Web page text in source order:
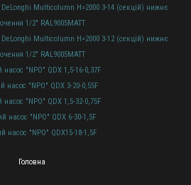
Multicolumn H=2000 3-14 (секцій) нижнє
1/2" RAL9005MATT
Multicolumn H=2000 3-12 (секцій) нижнє
1/2" RAL9005MATT
"NPO" QDX 1,5-16-0,37F
насос "NPO" QDX 3-20-0,55F
"NPO" QDX 1,5-32-0,75F
насос "NPO" QDX 6-30-1,5F
насос "NPO" QDX15-18-1,5F
Головна